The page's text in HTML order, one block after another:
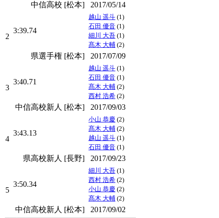
中信高校 [松本] 2017/05/14
2
3:39.74
越山 遥斗 (1)
石田 優音 (1)
細川 大吾 (1)
髙木 大輔 (2)
県選手権 [松本] 2017/07/09
3
3:40.71
越山 遥斗 (1)
石田 優音 (1)
髙木 大輔 (2)
西村 浩希 (2)
中信高校新人 [松本] 2017/09/03
4
3:43.13
小山 恭慶 (2)
髙木 大輔 (2)
越山 遥斗 (1)
石田 優音 (1)
県高校新人 [長野] 2017/09/23
5
3:50.34
細川 大吾 (1)
西村 浩希 (2)
小山 恭慶 (2)
髙木 大輔 (2)
中信高校新人 [松本]
2017/09/02